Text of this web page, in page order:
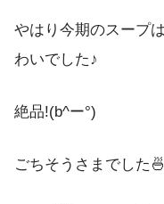
やはり今期のスープ
わいでした♪
絶品!(b^ー°)
ごちそうさまでした🍜